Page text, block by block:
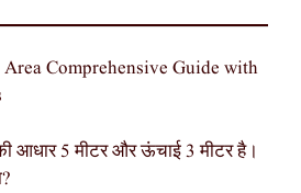
Comprehensive Guide with
आधार 5 मीटर और ऊंचाई 3 मीटर है।